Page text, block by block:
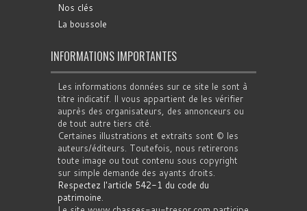
Nos clés
La boussole
INFORMATIONS IMPORTANTES
Les informations données sur ce site le sont à
titre indicatif. Il vous appartient de les vérifier
auprès des organisateurs, des annonceurs ou
de tout autre tiers cité.
Certaines illustrations et extraits sont © les
auteurs/éditeurs. Toutefois, nous retirerons
toute image ou tout contenu sous copyright
sur simple demande des ayants droits.
Respectez l'article 542-1 du code du
patrimoine.